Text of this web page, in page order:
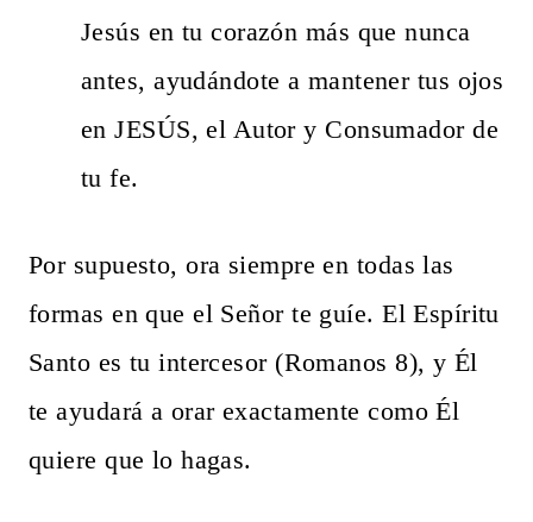
Jesús en tu corazón más que nunca
antes, ayudándote a mantener tus ojos
en JESÚS, el Autor y Consumador de
tu fe.
Por supuesto, ora siempre en todas las
formas en que el Señor te guíe. El Espíritu
Santo es tu intercesor (Romanos 8), y Él
te ayudará a orar exactamente como Él
quiere que lo hagas.